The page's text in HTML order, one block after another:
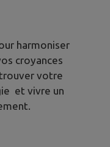
harmoniser
croyances
votre
et vivre un